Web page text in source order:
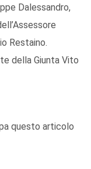
Dalessandro,
Restaino.
della Giunta Vito
questo articolo